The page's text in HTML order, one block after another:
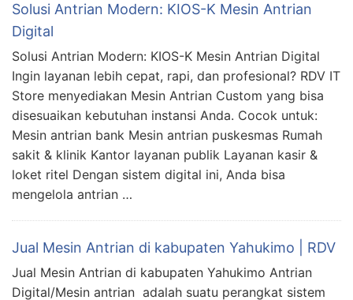
Solusi Antrian Modern: KIOS-K Mesin Antrian
Digital
Solusi Antrian Modern: KIOS-K Mesin Antrian Digital
Ingin layanan lebih cepat, rapi, dan profesional? RDV IT
Store menyediakan Mesin Antrian Custom yang bisa
disesuaikan kebutuhan instansi Anda. Cocok untuk:
Mesin antrian bank Mesin antrian puskesmas Rumah
sakit & klinik Kantor layanan publik Layanan kasir &
loket ritel Dengan sistem digital ini, Anda bisa
mengelola antrian …
Jual Mesin Antrian di kabupaten Yahukimo | RDV
Jual Mesin Antrian di kabupaten Yahukimo Antrian
Digital/Mesin antrian adalah suatu perangkat sistem